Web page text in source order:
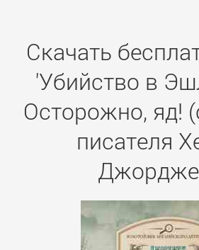
Скачать
'Убийство в
Осторожно, яд!
писателя